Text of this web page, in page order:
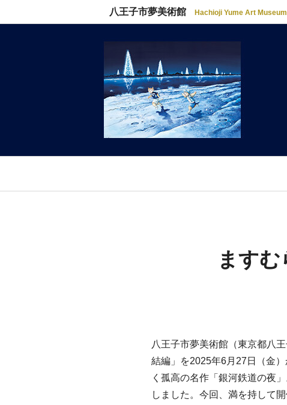
八王子市夢美術館 Hachioji Yume Art Museum
ます
八王子市夢美術館（東京都八
結編」を2025年6月27日（金
く孤高の名作「銀河鉄道の夜
しました。今回、満を持して